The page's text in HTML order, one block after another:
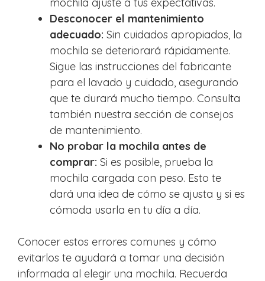
Desconocer el mantenimiento
adecuado: Sin cuidados apropiados, la
mochila se deteriorará rápidamente.
Sigue las instrucciones del fabricante
para el lavado y cuidado, asegurando
que te durará mucho tiempo. Consulta
también nuestra sección de consejos
de mantenimiento.
No probar la mochila antes de
comprar: Si es posible, prueba la
mochila cargada con peso. Esto te
dará una idea de cómo se ajusta y si es
cómoda usarla en tu día a día.
Conocer estos errores comunes y cómo
evitarlos te ayudará a tomar una decisión
informada al elegir una mochila. Recuerda